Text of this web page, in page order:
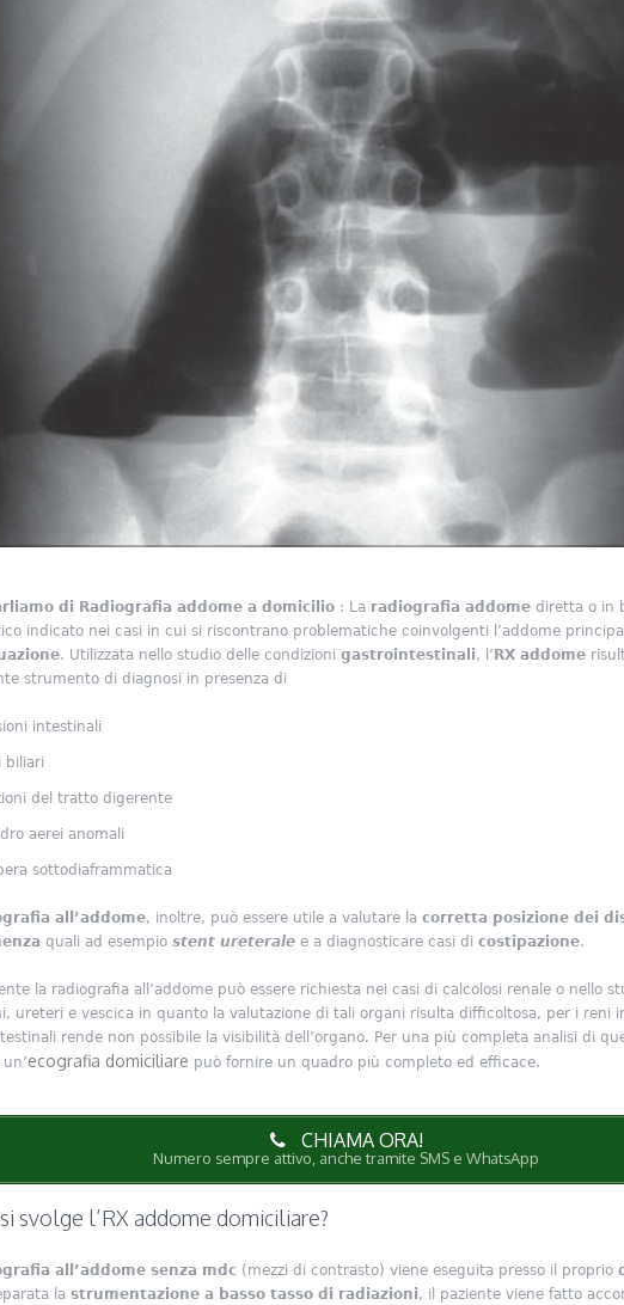
di Radiografia addome a domicilio : La radiografia addome diretta o in
indicato nei casi in cui si riscontrano problematiche coinvolgenti l’addome
. Utilizzata nello studio delle condizioni gastrointestinali, l’RX addome
strumento di diagnosi in presenza di
intestinali
biliari
del tratto digerente
aerei anomali
sottodiaframmatica
all’addome, inoltre, può essere utile a valutare la corretta posizione dei
quali ad esempio stent ureterale e a diagnosticare casi di costipazione.
la radiografia all’addome può essere richiesta nei casi di calcolosi renale o nello
ureteri e vescica in quanto la valutazione di tali organi risulta difficoltosa, per i reni
rende non possibile la visibilità dell’organo. Per una più completa analisi di
ecografia domiciliare può fornire un quadro più completo ed efficace.
CHIAMA ORA!
Numero sempre attivo, anche tramite SMS e WhatsApp
svolge l’RX addome domiciliare?
all’addome senza mdc (mezzi di contrasto) viene eseguita presso il proprio
la strumentazione a basso tasso di radiazioni, il paziente viene fatto